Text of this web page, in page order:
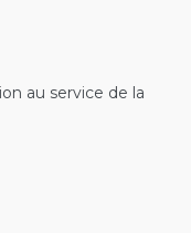
au service de la